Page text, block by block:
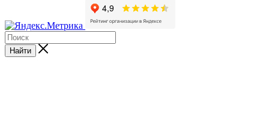
Найти